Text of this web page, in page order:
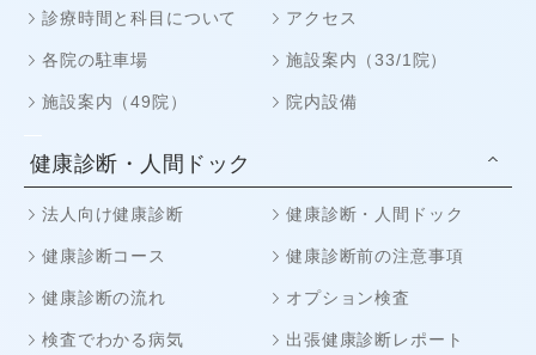
診療時間と科目について アクセス
各院の駐車場 施設案内（33/1院）
施設案内（49院） 院内設備
健康診断・人間ドック
法人向け健康診断 健康診断・人間ドック
健康診断コース 健康診断前の注意事項
健康診断の流れ オプション検査
検査でわかる病気 出張健康診断レポート